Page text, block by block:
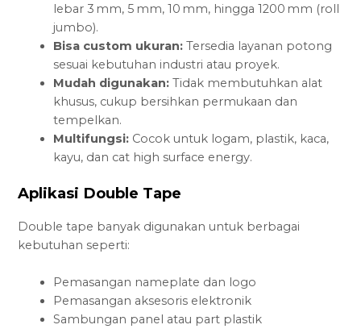
lebar 3 mm, 5 mm, 10 mm, hingga 1200 mm (roll
jumbo).
Bisa custom ukuran: Tersedia layanan potong
sesuai kebutuhan industri atau proyek.
Mudah digunakan: Tidak membutuhkan alat
khusus, cukup bersihkan permukaan dan
tempelkan.
Multifungsi: Cocok untuk logam, plastik, kaca,
kayu, dan cat high surface energy.
Aplikasi Double Tape
Double tape banyak digunakan untuk berbagai
kebutuhan seperti:
Pemasangan nameplate dan logo
Pemasangan aksesoris elektronik
Sambungan panel atau part plastik